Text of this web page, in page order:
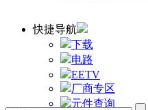
快捷导航
下载
电路
EETV
厂商专区
元件查询